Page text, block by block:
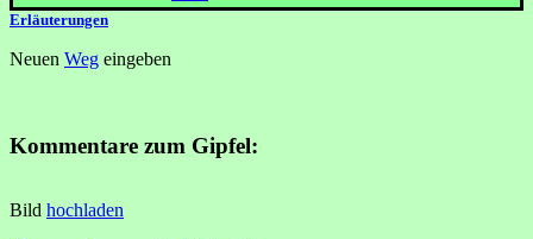
Erläuterungen
Neuen Weg eingeben
Kommentare zum Gipfel:
Bild hochladen